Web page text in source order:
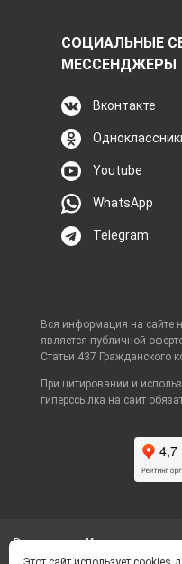
СОЦИАЛЬНЫЕ
МЕССЕНДЖЕРЫ
Вконтакте
Youtube
WhatsApp
Telegram
Вся информация на сайте
является публичной
Статьи 437 Гражданского
При цитировании и
гиперссылка на сайт
Ваш город Корсаков